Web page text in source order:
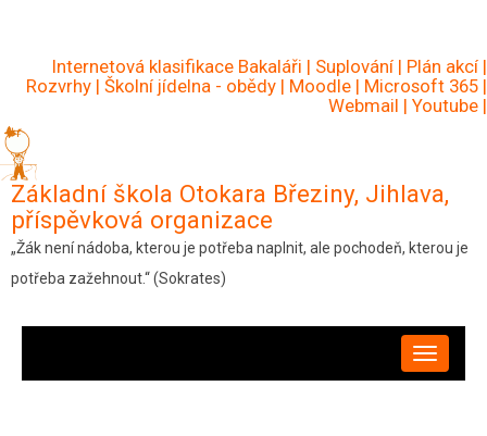
hlavnímuInternetová klasifikace Bakaláři | Suplování | Plán akcí |
Rozvrhy | Školní jídelna - obědy | Moodle | Microsoft 365 |
Webmail | Youtube |
Základní škola Otokara Březiny, Jihlava,
příspěvková organizace
„Žák není nádoba, kterou je potřeba naplnit, ale pochodeň, kterou je
potřeba zažehnout.“ (Sokrates)